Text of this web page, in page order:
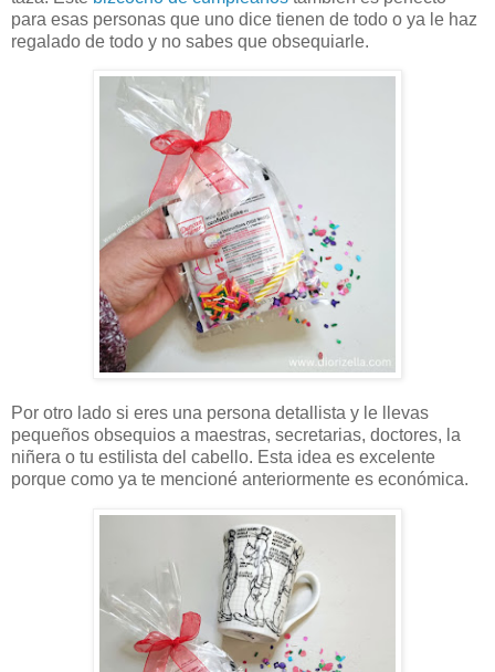
para esas personas que uno dice tienen de todo o ya le haz
regalado de todo y no sabes que obsequiarle.
Por otro lado si eres una persona detallista y le llevas
pequeños obsequios a maestras, secretarias, doctores, la
niñera o tu estilista del cabello. Esta idea es excelente
porque como ya te mencioné anteriormente es económica.